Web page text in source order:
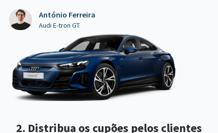
António Ferreira
Audi E-tron GT
2. Distribua os cupões pelos clientes